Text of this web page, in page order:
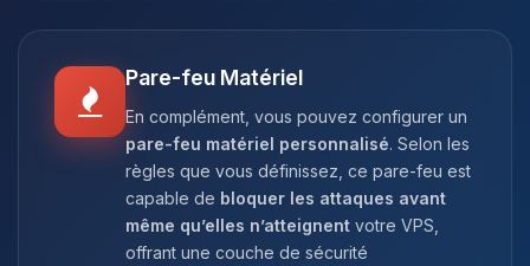
Pare-feu Matériel
En complément, vous pouvez configurer un
pare-feu matériel personnalisé. Selon les
règles que vous définissez, ce pare-feu est
capable de bloquer les attaques avant
même qu’elles n’atteignent votre VPS,
offrant une couche de sécurité